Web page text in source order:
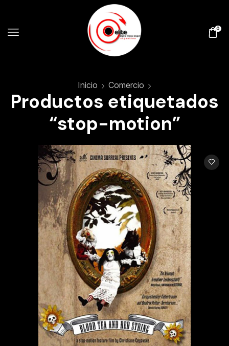
0
Inicio Comercio
Productos etiquetados
“stop-motion”